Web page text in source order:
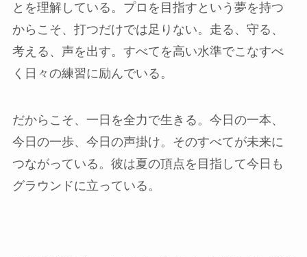
とを理解している。プロを目指すという夢を持つ
からこそ、打つだけでは足りない。走る、守る、
考える、声を出す。すべてを高い水準でこなすべ
く日々の練習に励んでいる。
だからこそ、一日を全力で生きる。今日の一本、
今日の一歩、今日の声掛け。そのすべてが未来に
つながっている。彼は夏の頂点を目指して今日も
グラウンドに立っている。